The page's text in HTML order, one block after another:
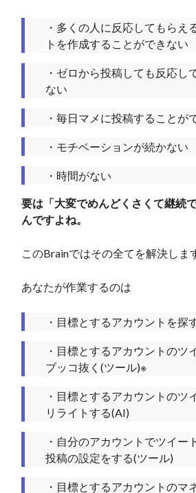
・多くの人に反応してもらえ
トを作成することができない
・ゼロから投稿しても反応し
ない
・毎日マメに投稿することが
・モチベーションが続かない
・時間がない
要は「大変でめんどくさくて継続
んですよね。
このBrainではその全てを解決しま
あなたが作業するのは
・目標とするアカウントを探
・目標とするアカウントのツ
ブッコ抜く(ツール)※
・目標とするアカウントのツ
リライトする(AI)
・自分のアカウントでツイー
投稿の設定をする(ツール)
・目標とするアカウントのマ